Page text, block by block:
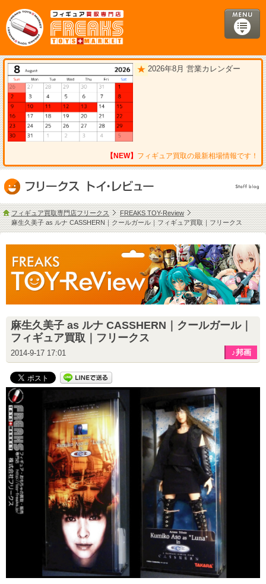
2026年8月 営業カレンダー
【NEW】 フィギュア買取の最新相場情報です！
フィギュア買取専門店フリークス
FREAKS TOY-Review
麻生久美子 as ルナ CASSHERN｜クールガール｜フィギュア買取｜フリークス
麻生久美子 as ルナ CASSHERN｜クールガール｜
フィギュア買取｜フリークス
2014-9-17 17:01 ♪邦画